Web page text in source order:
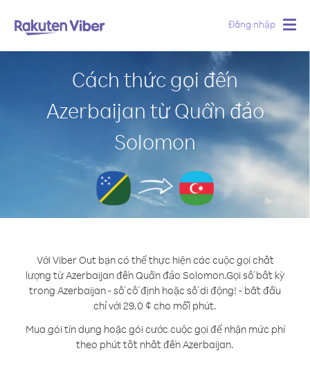
Đăng nhập
Cách thức gọi đến
Azerbaijan từ Quần đảo
Solomon
Với Viber Out bạn có thể thực hiện các cuộc gọi chất
lượng từ Azerbaijan đến Quần đảo Solomon.Gọi số bất kỳ
trong Azerbaijan - số cố định hoặc số di động! - bắt đầu
chỉ với 29.0 ¢ cho mỗi phút.
Mua gói tín dụng hoặc gói cước cuộc gọi để nhận mức phí
theo phút tốt nhất đến Azerbaijan.